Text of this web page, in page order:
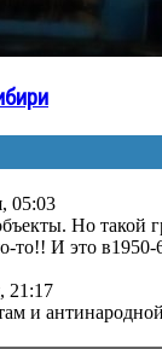
05:03
Но такой
И это в1950-
21:17
и